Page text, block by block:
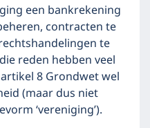
een bankrekening
contracten te
te
reden hebben veel
8 Grondwet wel
(maar dus niet
‘vereniging’).